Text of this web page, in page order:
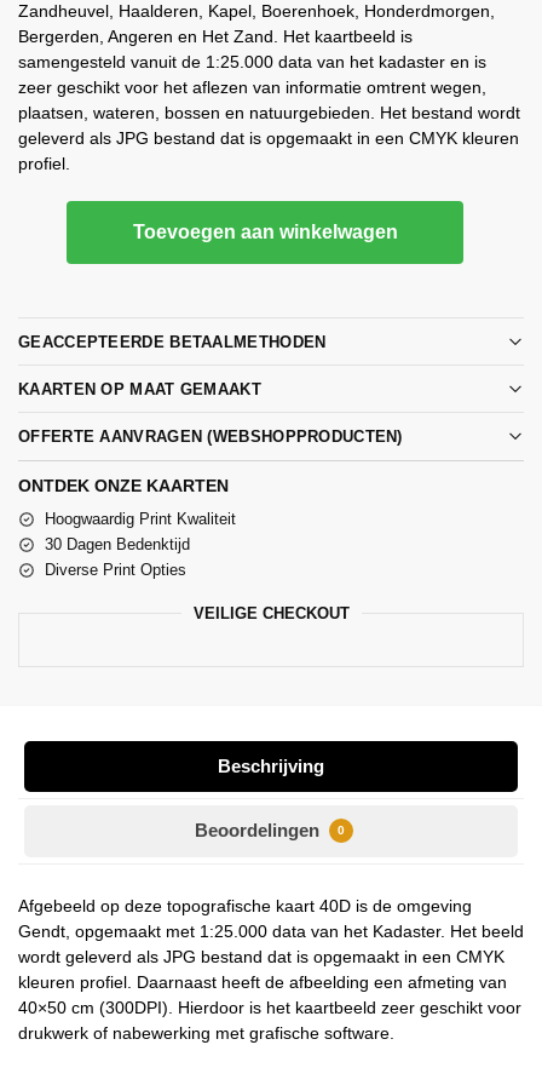
Zandheuvel, Haalderen, Kapel, Boerenhoek, Honderdmorgen,
Bergerden, Angeren en Het Zand. Het kaartbeeld is
samengesteld vanuit de 1:25.000 data van het kadaster en is
zeer geschikt voor het aflezen van informatie omtrent wegen,
plaatsen, wateren, bossen en natuurgebieden. Het bestand wordt
geleverd als JPG bestand dat is opgemaakt in een CMYK kleuren
profiel.
Toevoegen aan winkelwagen
GEACCEPTEERDE BETAALMETHODEN
KAARTEN OP MAAT GEMAAKT
OFFERTE AANVRAGEN (WEBSHOPPRODUCTEN)
ONTDEK ONZE KAARTEN
Hoogwaardig Print Kwaliteit
30 Dagen Bedenktijd
Diverse Print Opties
VEILIGE CHECKOUT
Beschrijving
Beoordelingen 0
Afgebeeld op deze topografische kaart 40D is de omgeving
Gendt, opgemaakt met 1:25.000 data van het Kadaster. Het beeld
wordt geleverd als JPG bestand dat is opgemaakt in een CMYK
kleuren profiel. Daarnaast heeft de afbeelding een afmeting van
40×50 cm (300DPI). Hierdoor is het kaartbeeld zeer geschikt voor
drukwerk of nabewerking met grafische software.